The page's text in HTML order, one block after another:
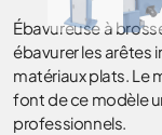
Ébavureuse à
ébavurer les arêtes
matériaux plats. Le
font de ce modèle
professionnels.